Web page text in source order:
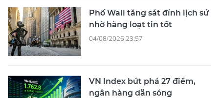
Phố Wall tăng sát đỉnh lịch sử
nhờ hàng loạt tin tốt
04/08/2026 23:57
VN Index bứt phá 27 điểm,
ngân hàng dẫn sóng